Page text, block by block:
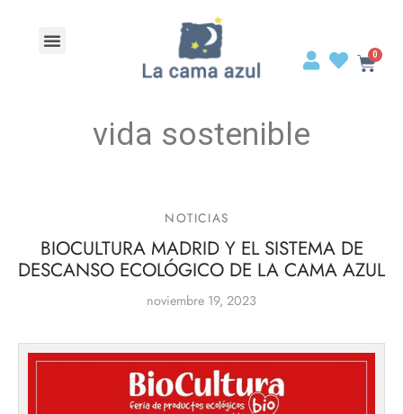
vida sostenible
NOTICIAS
BIOCULTURA MADRID Y EL SISTEMA DE
DESCANSO ECOLÓGICO DE LA CAMA AZUL
noviembre 19, 2023